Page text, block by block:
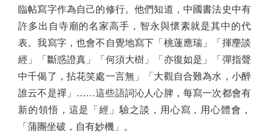
臨帖寫字作為自己的修行。他們知道，中國書法史中有
許多出自寺廟的名家高手，智永與懷素就是其中的代
表。我寫字，也會不自覺地寫下「桃蓮應瑞」「揮麈談
經」「斷惑證真」「何須大樹」「亦復如是」「彈指聲
中千偈了，拈花笑處一言無」「大觀自合難為水，小醉
誰云不是禪」……這些語詞沁人心脾，每寫一次都會有
新的領悟，這是「經」驗之談，用心寫，用心體會，
「蒲團坐破，自有妙機」。